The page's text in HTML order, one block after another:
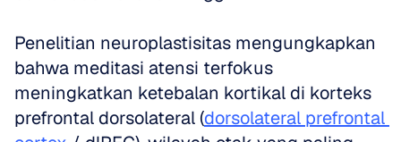
Penelitian neuroplastisitas mengungkapkan
bahwa meditasi atensi terfokus
meningkatkan ketebalan kortikal di korteks
prefrontal dorsolateral (dorsolateral prefrontal